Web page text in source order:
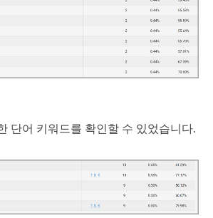
단어 키워드를 확인할 수 있었습니다.